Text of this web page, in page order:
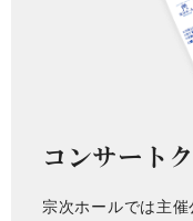
コンサート
宗次ホールでは主